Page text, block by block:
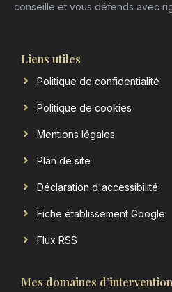
conseille et vous défends avec
Liens utiles
Politique de confidentialité
Politique de cookies
Mentions légales
Plan de site
Déclaration d'accessibilité
Fiche établissement Google
Flux RSS
Mes domaines d’intervention